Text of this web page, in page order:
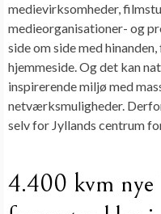
medievirksomheder,
medieorganisationer- og
side om side med
hjemmeside. Og det kan
inspirerende miljø med
netværksmuligheder.
selv for Jyllands centrum
4.400 kvm